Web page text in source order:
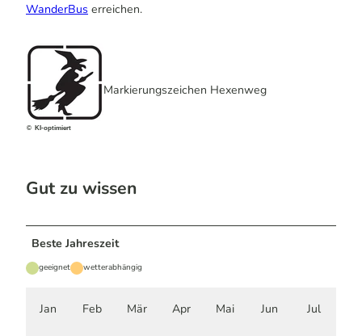
WanderBus erreichen.
© KI-optimiert
Markierungszeichen Hexenweg
Gut zu wissen
Beste Jahreszeit
geeignet wetterabhängig
Jan Feb Mär Apr Mai Jun Jul